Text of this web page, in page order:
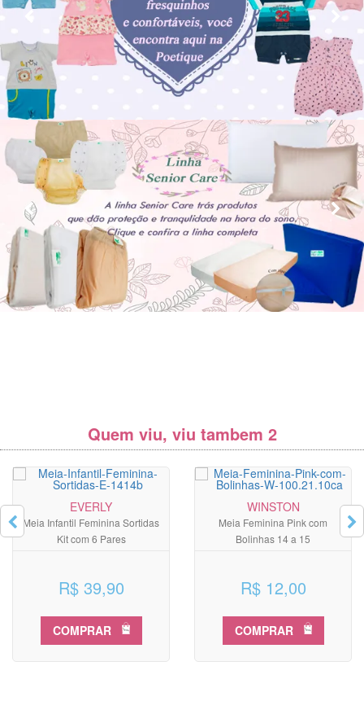
Quem viu, viu tambem 2
EVERLY
Meia Infantil Feminina Sortidas
Kit com 6 Pares
R$ 39,90
COMPRAR
WINSTON
Meia Feminina Pink com
Bolinhas 14 a 15
R$ 12,00
COMPRAR